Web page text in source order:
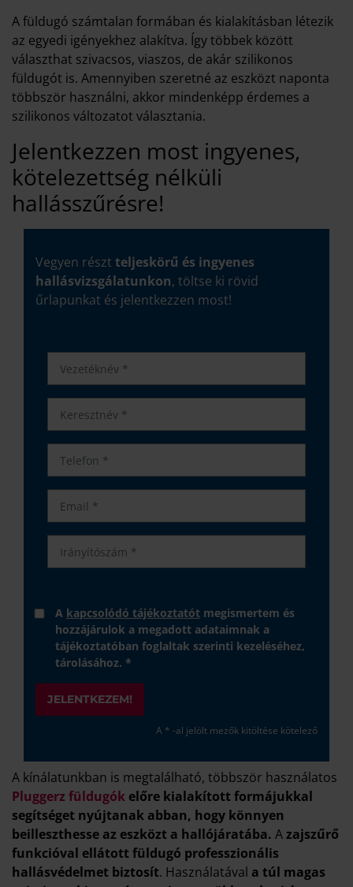
A füldugó számtalan formában és kialakításban létezik
az egyedi igényekhez alakítva. Így többek között
választhat szivacsos, viaszos, de akár szilikonos
füldugót is. Amennyiben szeretné az eszközt naponta
többször használni, akkor mindenképp érdemes a
szilikonos változatot választania.
Jelentkezzen most ingyenes,
kötelezettség nélküli
hallásszűrésre!
Vegyen részt teljeskörű és ingyenes
hallásvizsgálatunkon, töltse ki rövid
űrlapunkat és jelentkezzen most!
A kapcsolódó tájékoztatót megismertem és
hozzájárulok a megadott adataimnak a
tájékoztatóban foglaltak szerinti kezeléséhez,
tárolásához. *
JELENTKEZEM!
A * -al jelölt mezők kitöltése kötelező
A kínálatunkban is megtalálható, többször használatos
Pluggerz füldugók előre kialakított formájukkal
segítséget nyújtanak abban, hogy könnyen
beilleszthesse az eszközt a hallójáratába. Azajszűrő
funkcióval ellátott füldugó professzionális
hallásvédelmet biztosít. Használatával a túl magas